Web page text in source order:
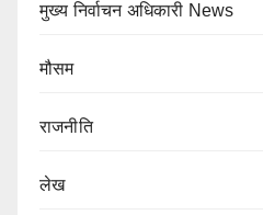
मुख्य निर्वाचन अधिकारी News
मौसम
राजनीति
लेख